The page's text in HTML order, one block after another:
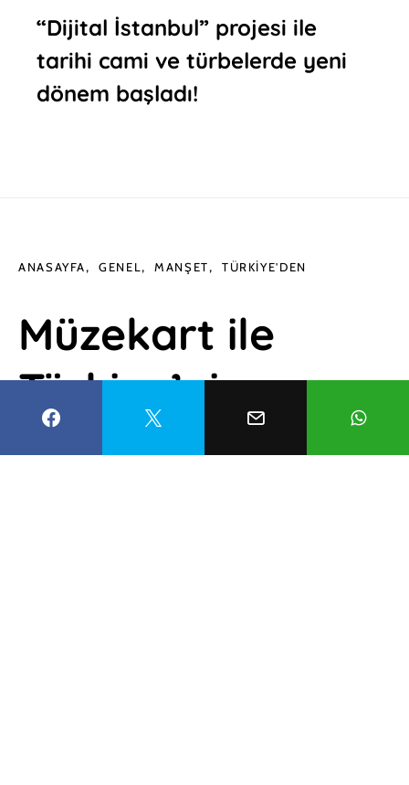
“Dijital İstanbul” projesi ile
tarihi cami ve türbelerde yeni
dönem başladı!
ANASAYFA GENEL MANŞET TÜRKIYE'DEN
Müzekart ile
Türkiye’nin
kültürel mirasına